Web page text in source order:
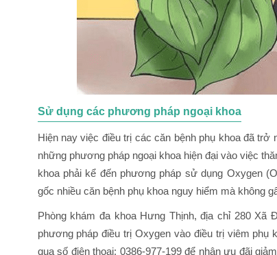
Sử dụng các phương pháp ngoại khoa
Hiện nay việc điều trị các căn bệnh phụ khoa đã
những phương pháp ngoại khoa hiện đại vào việc
khoa phải kể đến phương pháp sử dụng Oxygen
gốc nhiều căn bệnh phụ khoa nguy hiểm mà không
Phòng khám đa khoa Hưng Thịnh, địa chỉ 280
phương pháp điều trị Oxygen vào điều trị viêm phụ
qua số điện thoại: 0386-977-199 để nhận ưu đãi